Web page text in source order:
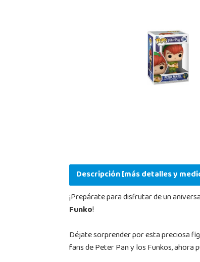
Descripción [más detalles y
¡Prepárate para disfrutar de un
Funko!
Déjate sorprender por esta preciosa
fans de Peter Pan y los Funkos, ahora